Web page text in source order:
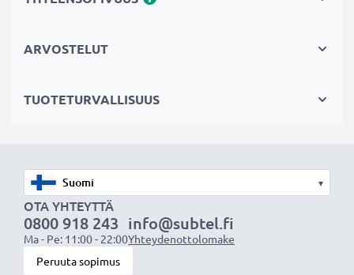
ARVOSTELUT
TUOTETURVALLISUUS
▾
OTA YHTEYTTÄ
0800 918 243
Ma - Pe: 11:00 - 22:00
info@subtel.fi
Yhteydenottolomake
Peruuta sopimus